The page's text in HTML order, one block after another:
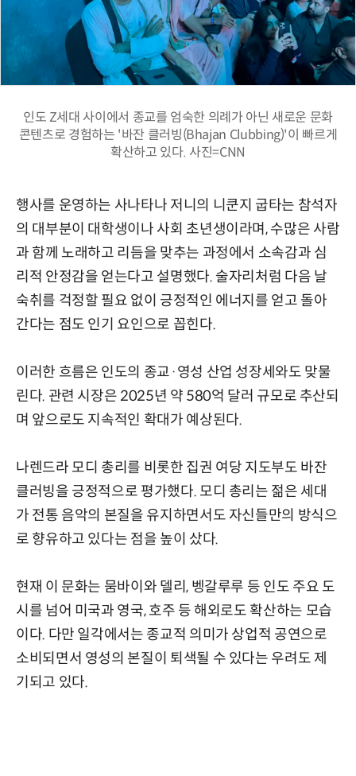
인도 Z세대 사이에서 종교를 엄숙한 의례가 아닌 새로운 문화
콘텐츠로 경험하는 '바잔 클러빙(Bhajan Clubbing)'이 빠르게
확산하고 있다. 사진=CNN
행사를 운영하는 사나타나 저니의 니쿤지 굽타는 참석자
의 대부분이 대학생이나 사회 초년생이라며, 수많은 사람
과 함께 노래하고 리듬을 맞추는 과정에서 소속감과 심
리적 안정감을 얻는다고 설명했다. 술자리처럼 다음 날
숙취를 걱정할 필요 없이 긍정적인 에너지를 얻고 돌아
간다는 점도 인기 요인으로 꼽힌다.
이러한 흐름은 인도의 종교·영성 산업 성장세와도 맞물
린다. 관련 시장은 2025년 약 580억 달러 규모로 추산되
며 앞으로도 지속적인 확대가 예상된다.
나렌드라 모디 총리를 비롯한 집권 여당 지도부도 바잔
클러빙을 긍정적으로 평가했다. 모디 총리는 젊은 세대
가 전통 음악의 본질을 유지하면서도 자신들만의 방식으
로 향유하고 있다는 점을 높이 샀다.
현재 이 문화는 뭄바이와 델리, 벵갈루루 등 인도 주요 도
시를 넘어 미국과 영국, 호주 등 해외로도 확산하는 모습
이다. 다만 일각에서는 종교적 의미가 상업적 공연으로
소비되면서 영성의 본질이 퇴색될 수 있다는 우려도 제
기되고 있다.